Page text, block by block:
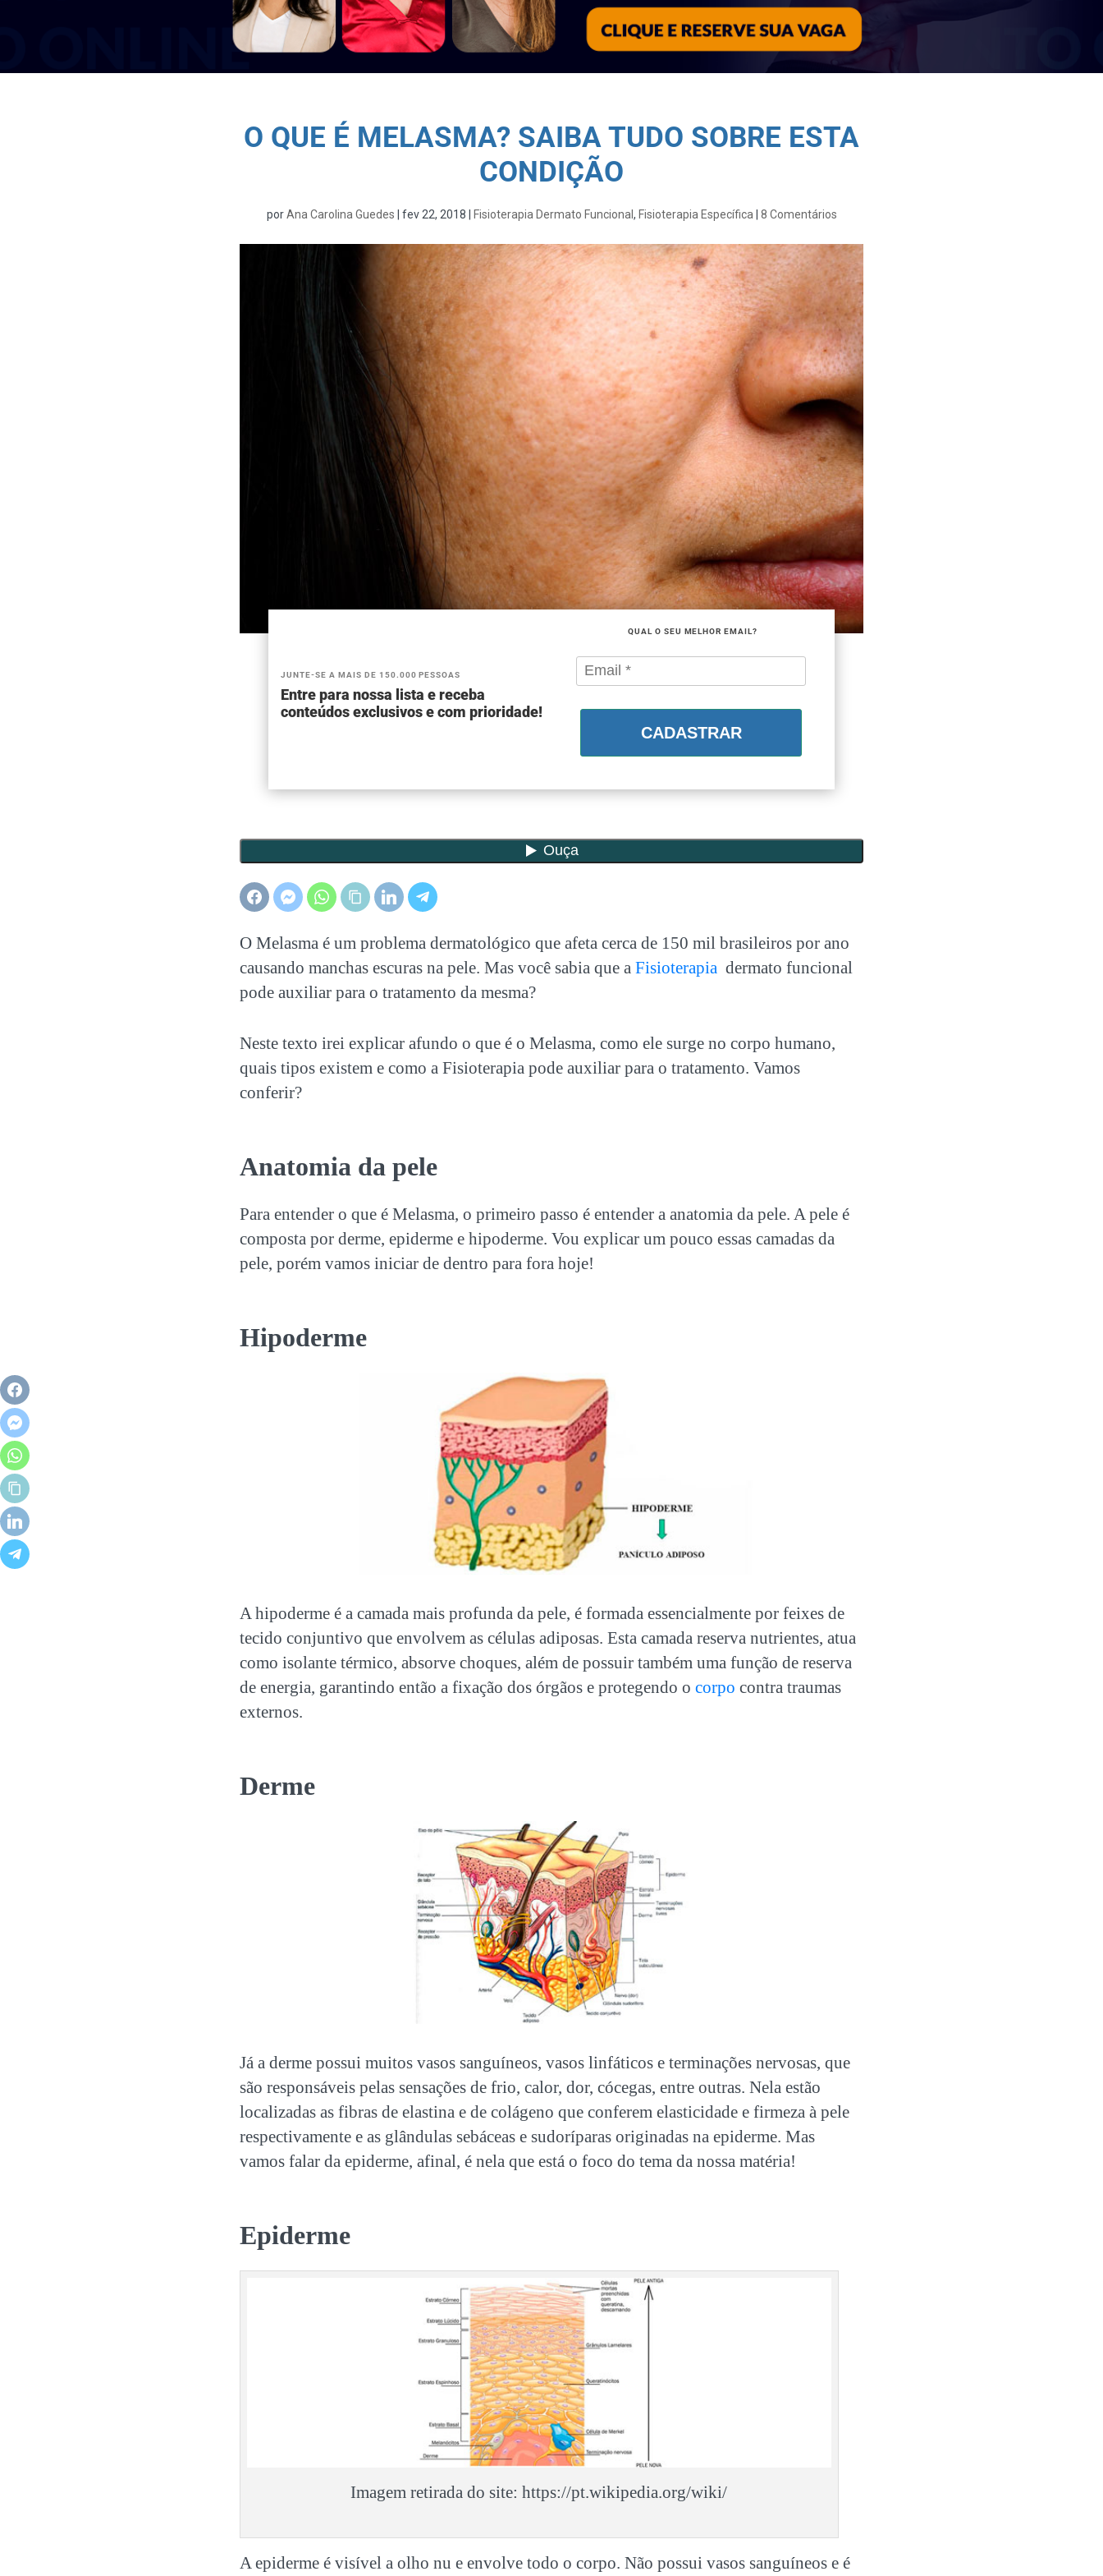
O QUE É MELASMA? SAIBA TUDO SOBRE ESTA
CONDIÇÃO
porAna Carolina Guedes fev 22, 2018 Fisioterapia Dermato Funcional , Fisioterapia Específica 8 Comentários
JUNTE-SE A MAIS DE 150.000 PESSOAS
Entre para nossa lista e receba
conteúdos exclusivos e com prioridade!
QUAL O SEU MELHOR EMAIL?
CADASTRAR
O Melasma é um problema dermatológico que afeta cerca de 150 mil brasileiros por ano
causando manchas escuras na pele. Mas você sabia que a Fisioterapia dermato funcional
pode auxiliar para o tratamento da mesma?
Neste texto irei explicar afundo o que é o Melasma, como ele surge no corpo humano,
quais tipos existem e como a Fisioterapia pode auxiliar para o tratamento. Vamos
conferir?
Anatomia da pele
Para entender o que é Melasma, o primeiro passo é entender a anatomia da pele. A pele é
composta por derme, epiderme e hipoderme. Vou explicar um pouco essas camadas da
pele, porém vamos iniciar de dentro para fora hoje!
Hipoderme
A hipoderme é a camada mais profunda da pele, é formada essencialmente por feixes de
tecido conjuntivo que envolvem as células adiposas. Esta camada reserva nutrientes, atua
como isolante térmico, absorve choques, além de possuir também uma função de reserva
de energia, garantindo então a fixação dos órgãos e protegendo o corpo contra traumas
externos.
Derme
Já a derme possui muitos vasos sanguíneos, vasos linfáticos e terminações nervosas, que
são responsáveis pelas sensações de frio, calor, dor, cócegas, entre outras. Nela estão
localizadas as fibras de elastina e de colágeno que conferem elasticidade e firmeza à pele
respectivamente e as glândulas sebáceas e sudoríparas originadas na epiderme. Mas
vamos falar da epiderme, afinal, é nela que está o foco do tema da nossa matéria!
Epiderme
Imagem retirada do site: https://pt.wikipedia.org/wiki/
A epiderme é visível a olho nu e envolve todo o corpo. Não possui vasos sanguíneos e é